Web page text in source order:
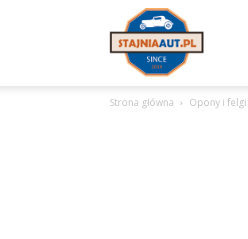
Stajniaaut.pl
Strona główna Opony i felgi